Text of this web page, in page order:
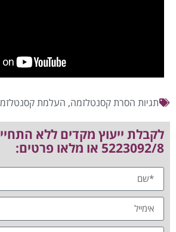
תגיות הסרת קסנטלזמה, העלמת
5223092/8 או מלאו פרטים: